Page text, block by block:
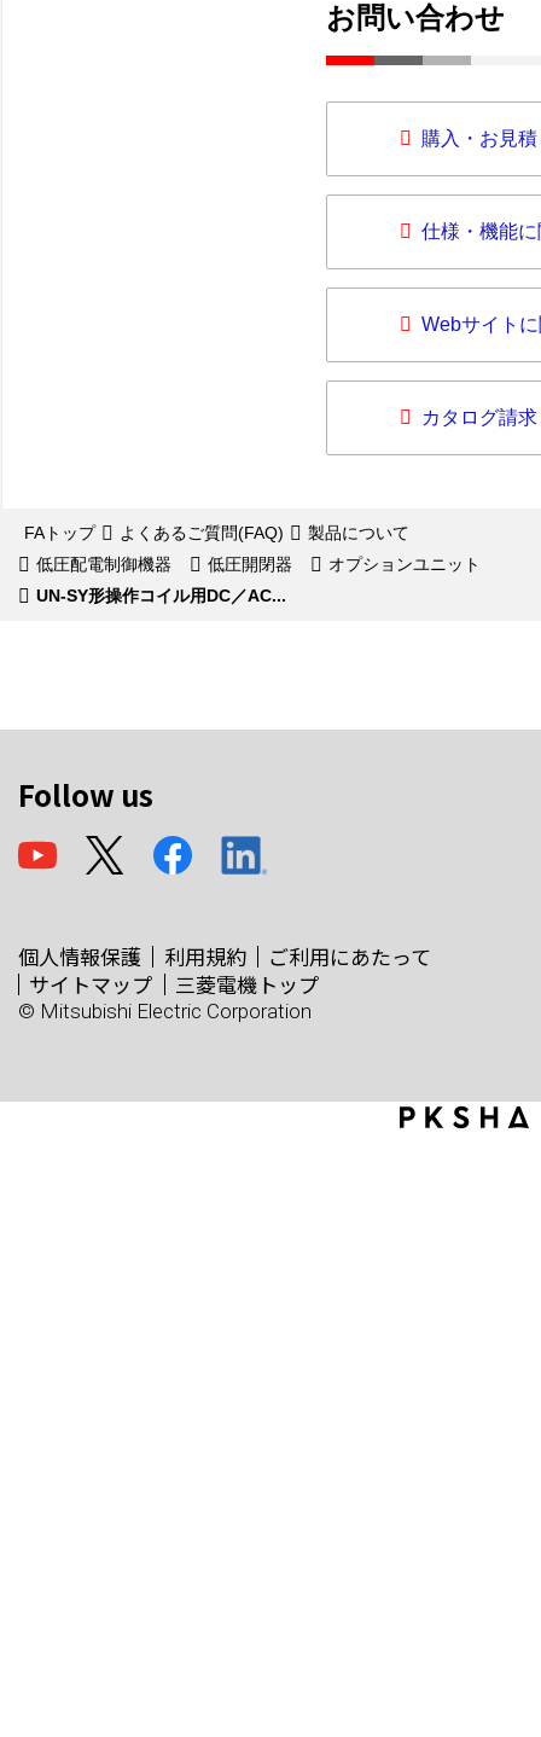
お問い合わせ
購入・お見
仕様・機能
Webサイト
カタログ請求
FAトップ よくあるご質問(FAQ)
製品について
低圧配電制御機器
低圧開閉器
オプションユニット
UN-SY形操作コイル用DC／AC...
Follow us
個人情報保護 利用規約
ご利用にあたって
サイトマップ
三菱電機トップ
© Mitsubishi Electric Corporation